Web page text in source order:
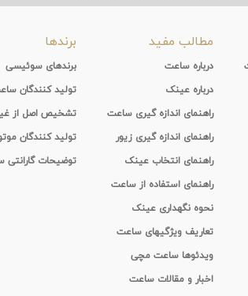
مطالب مفید
درباره ساعت
درباره عینک
راهنمای اندازه گیری ساعت
راهنمای اندازه گیری زیور
راهنمای انتخاب عینک
راهنمای استفاده از ساعت
نحوه نگهداری عینک
تعاریف ویژگیهای ساعت
ویدئوها ساعت مچی
اخبار و مقالات ساعت
برندها
برندهای سوئیسی
تولید کنندگان
تشخیص اصل از
تولید کنندگان
توضیحات گارانتی